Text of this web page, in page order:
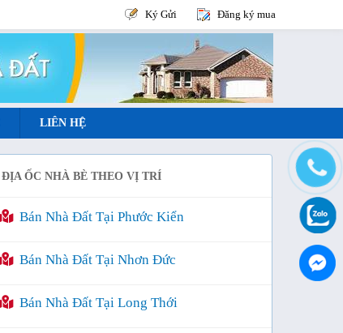
Ký Gửi Đăng ký mua
LIÊN HỆ
ĐỊA ỐC NHÀ BÈ THEO VỊ TRÍ
Bán Nhà Đất Tại Phước Kiển
Bán Nhà Đất Tại Nhơn Đức
Bán Nhà Đất Tại Long Thới